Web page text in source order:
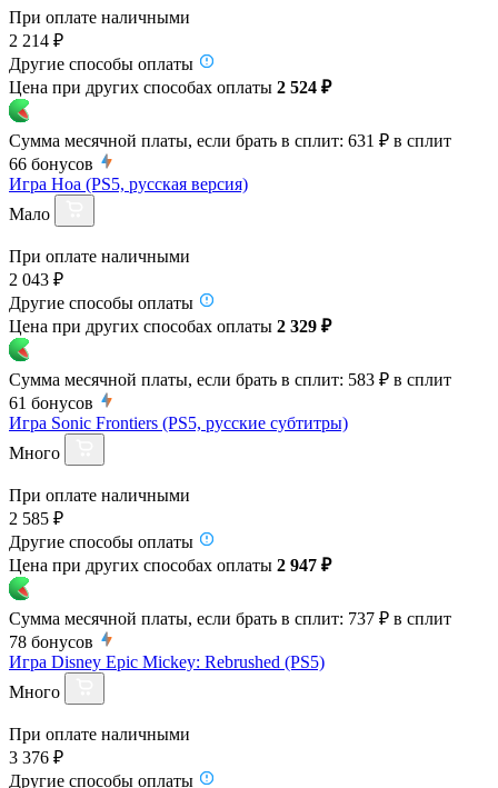
При оплате наличными
2 214 ₽
Другие способы оплаты
Цена при других способах оплаты 2 524 ₽
Сумма месячной платы, если брать в сплит: 631 ₽ в сплит
66 бонусов
Игра Hoa (PS5, русская версия)
Мало
При оплате наличными
2 043 ₽
Другие способы оплаты
Цена при других способах оплаты 2 329 ₽
Сумма месячной платы, если брать в сплит: 583 ₽ в сплит
61 бонусов
Игра Sonic Frontiers (PS5, русские субтитры)
Много
При оплате наличными
2 585 ₽
Другие способы оплаты
Цена при других способах оплаты 2 947 ₽
Сумма месячной платы, если брать в сплит: 737 ₽ в сплит
78 бонусов
Игра Disney Epic Mickey: Rebrushed (PS5)
Много
При оплате наличными
3 376 ₽
Другие способы оплаты